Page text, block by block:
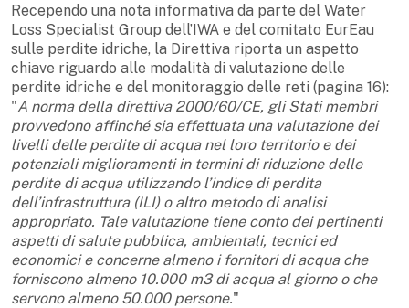
Recependo una nota informativa da parte del Water
Loss Specialist Group dell’IWA e del comitato EurEau
sulle perdite idriche, la Direttiva riporta un aspetto
chiave riguardo alle modalità di valutazione delle
perdite idriche e del monitoraggio delle reti (pagina 16):
"A norma della direttiva 2000/60/CE, gli Stati membri
provvedono affinché sia effettuata una valutazione dei
livelli delle perdite di acqua nel loro territorio e dei
potenziali miglioramenti in termini di riduzione delle
perdite di acqua utilizzando l’indice di perdita
dell’infrastruttura (ILI) o altro metodo di analisi
appropriato. Tale valutazione tiene conto dei pertinenti
aspetti di salute pubblica, ambientali, tecnici ed
economici e concerne almeno i fornitori di acqua che
forniscono almeno 10.000 m3 di acqua al giorno o che
servono almeno 50.000 persone."